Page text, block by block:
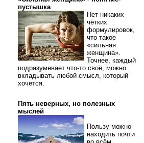
пустышка
Нет никаких
чётких
формулировок,
что такое
«сильная
женщина».
Точнее, каждый
подразумевает что-то своё, можно
вкладывать любой смысл, который
хочется.
Пять неверных, но полезных
мыслей
Пользу можно
находить почти